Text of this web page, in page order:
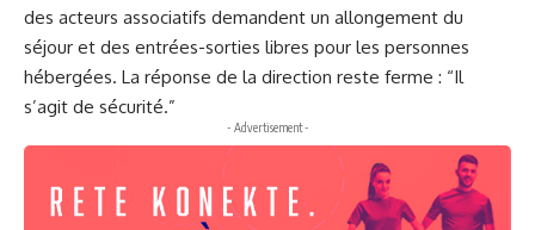
des acteurs associatifs demandent un allongement du
séjour et des entrées-sorties libres pour les personnes
hébergées. La réponse de la direction reste ferme : “Il
s’agit de sécurité.”
- Advertisement -